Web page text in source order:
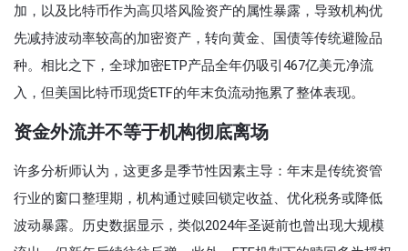
加，以及比特币作为高贝塔风险资产的属性暴露，导致机构优
先减持波动率较高的加密资产，转向黄金、国债等传统避险品
种。相比之下，全球加密ETP产品全年仍吸引467亿美元净流
入，但美国比特币现货ETF的年末负流动拖累了整体表现。
资金外流并不等于机构彻底离场
许多分析师认为，这更多是季节性因素主导：年末是传统资管
行业的窗口整理期，机构通过赎回锁定收益、优化税务或降低
波动暴露。历史数据显示，类似2024年圣诞前也曾出现大规模